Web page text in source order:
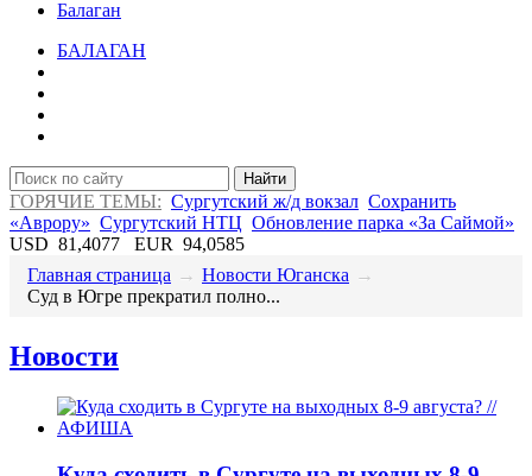
Балаган
БАЛАГАН
Найти
ГОРЯЧИЕ ТЕМЫ: Сургутский ж/д вокзал Сохранить
«Аврору» Сургутский НТЦ Обновление парка «За Саймой»
USD 81,4077 EUR 94,0585
Главная страница → Новости Юганска →
Суд в Югре прекратил полно...
Новости